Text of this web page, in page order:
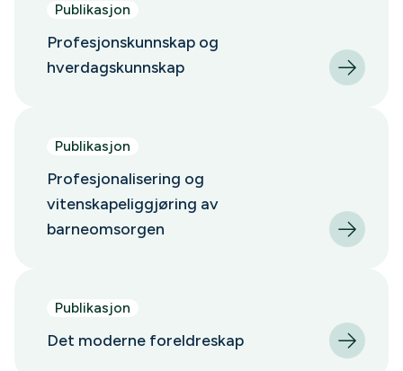
Publikasjon
Profesjonskunnskap og
hverdagskunnskap
Publikasjon
Profesjonalisering og
vitenskapeliggjøring av
barneomsorgen
Publikasjon
Det moderne foreldreskap